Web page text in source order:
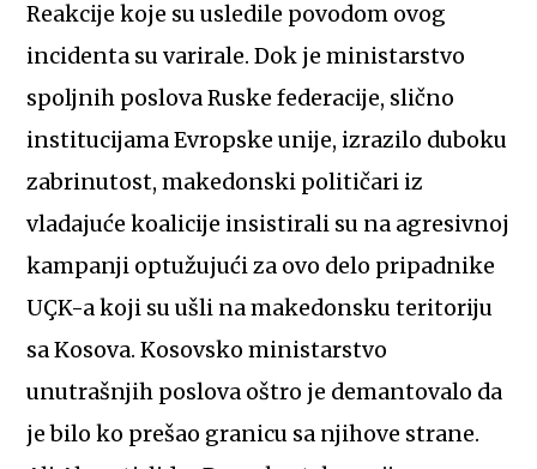
Reakcije koje su usledile povodom ovog
incidenta su varirale. Dok je ministarstvo
spoljnih poslova Ruske federacije, slično
institucijama Evropske unije, izrazilo duboku
zabrinutost, makedonski političari iz
vladajuće koalicije insistirali su na agresivnoj
kampanji optužujući za ovo delo pripadnike
UÇK-a koji su ušli na makedonsku teritoriju
sa Kosova. Kosovsko ministarstvo
unutrašnjih poslova oštro je demantovalo da
je bilo ko prešao granicu sa njihove strane.